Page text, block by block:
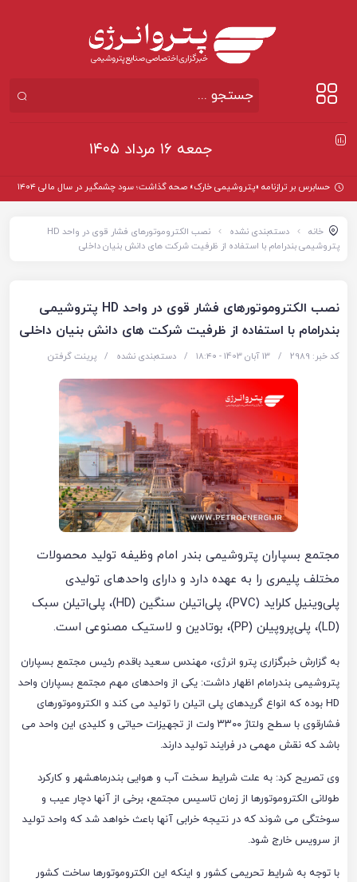
جمعه ۱۶ مرداد ۱۴۰۵
حسابرس بر ترازنامه «پتروشیمی خارک» صحه گذاشت؛ سود چشمگیر در سال مالی ۱۴۰۴
خانه دسته‌بندی نشده
نصب الکتروموتورهای فشار قوی در واحد HD
پتروشیمی بندرامام با استفاده از ظرفیت شرکت های دانش بنیان داخلی
نصب الکتروموتورهای فشار قوی در واحد HD پتروشیمی
بندرامام با استفاده از ظرفیت شرکت های دانش بنیان داخلی
کد خبر: 2989 / 13 آبان 1403 - ۱۸:۴۰ / دسته‌بندی نشده / پرینت گرفتن
مجتمع بسپاران پتروشیمی بندر امام وظیفه تولید محصولات
مختلف پلیمری را به ‌عهده دارد و دارای واحدهای تولیدی
پلی‌وینیل کلراید (PVC)، پلی‌اتیلن سنگین (HD)، پلی‌اتیلن سبک
(LD)، پلی‌پروپیلن (PP)، بوتادین و لاستیک مصنوعی است.
به گزارش خبرگزاری پترو انرژی، مهندس سعید باقدم رئیس مجتمع بسپاران
پتروشیمی بندرامام اظهار داشت: یکی از واحدهای مهم مجتمع بسپاران واحد
HD بوده که انواع گریدهای پلی اتیلن را تولید می کند و الکتروموتورهای
فشارقوی با سطح ولتاژ ۳۳۰۰ ولت از تجهیزات حیاتی و کلیدی این واحد می
باشد که نقش مهمی در فرایند تولید دارند.
وی تصریح کرد: به علت شرایط سخت آب و هوایی بندرماهشهر و کارکرد
طولانی الکتروموتورها از زمان تاسیس مجتمع، برخی از آنها دچار عیب و
سوختگی می شوند که در نتیجه خرابی آنها باعث خواهد شد که واحد تولید
از سرویس خارج شود.
با توجه به شرایط تحریمی کشور و اینکه این الکتروموتورها ساخت کشور